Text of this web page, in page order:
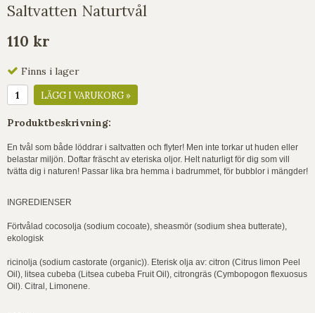
Saltvatten Naturtvål
110 kr
Finns i lager
LÄGG I VARUKORG »
Produktbeskrivning:
En tvål som både löddrar i saltvatten och flyter! Men inte torkar ut huden eller
belastar miljön. Doftar fräscht av eteriska oljor. Helt naturligt för dig som vill
tvätta dig i naturen! Passar lika bra hemma i badrummet, för bubblor i mängder!
INGREDIENSER
Förtvålad cocosolja (sodium cocoate), sheasmör (sodium shea butterate),
ekologisk
ricinolja (sodium castorate (organic)). Eterisk olja av: citron (Citrus limon Peel
Oil), litsea cubeba (Litsea cubeba Fruit Oil), citrongräs (Cymbopogon flexuosus
Oil). Citral, Limonene.